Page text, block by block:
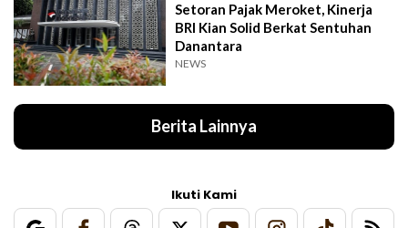
Setoran Pajak Meroket, Kinerja
BRI Kian Solid Berkat Sentuhan
Danantara
NEWS
Berita Lainnya
Ikuti Kami